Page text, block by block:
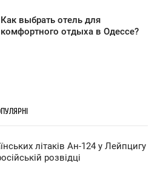
Как выбрать отель для
комфортного отдыха в Одессе?
літаків Ан-124 у Лейпцигу
розвідці